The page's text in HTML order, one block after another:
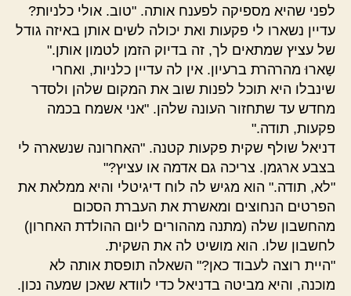
לפני שהיא מספיקה לפענח אותה. "טוב. אולי כלניות?
עדיין נשארו לי פקעות ואת יכולה לשים אותן באיזה גודל
של עציץ שמתאים לך, זה בדיוק הזמן לטמון אותן."
שַארוּ מהרהרת ברעיון. אין לה עדיין כלניות, ואחרי
שינבלו היא תוכל לפנות שוב את המקום שלהן ולסדר
מחדש עד שתחזור העונה שלהן. "אני אשמח בכמה
פקעות, תודה."
דניאל שולף שקית פקעות קטנה. "האחרונה שנשארה לי
בצבע ארגמן. צריכה גם אדמה או עציץ?"
"לא, תודה." הוא מגיש לה לוח דיגיטלי והיא ממלאת את
הפרטים הנחוצים ומאשרת את העברת הסכום
מהחשבון שלה (מתנה מההורים ליום ההולדת האחרון)
לחשבון שלו. הוא מושיט לה את השקית.
"היית רוצה לעבוד כאן?" השאלה תופסת אותה לא
מוכנה, והיא מביטה בדניאל כדי לוודא שאכן שמעה נכון.